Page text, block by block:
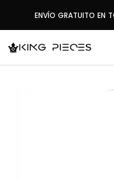
ENVÍO GRATUITO EN